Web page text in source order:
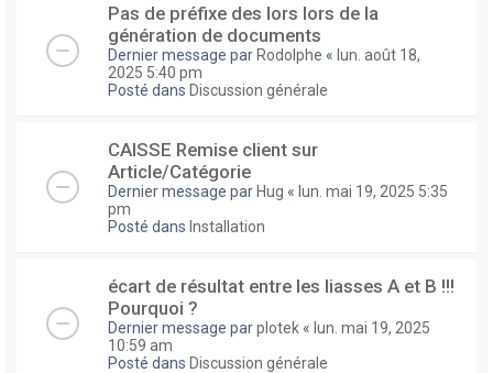
Pas de préfixe des lors lors de la
génération de documents
Dernier message par Rodolphe « lun. août 18,
2025 5:40 pm
Posté dans Discussion générale
CAISSE Remise client sur
Article/Catégorie
Dernier message par Hug « lun. mai 19, 2025 5:35
pm
Posté dans Installation
écart de résultat entre les liasses A et B !!!
Pourquoi ?
Dernier message parplotek « lun. mai 19, 2025
10:59 am
Posté dans Discussion générale